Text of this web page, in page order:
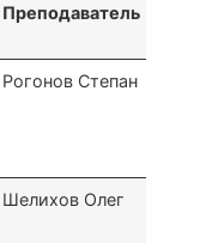
Преподаватель
Рогонов Степан
Шелихов Олег